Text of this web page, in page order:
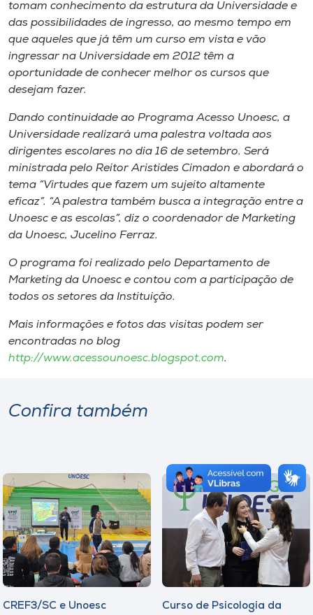
tomam conhecimento da estrutura da Universidade e
das possibilidades de ingresso, ao mesmo tempo em
que aqueles que já têm um curso em vista e vão
ingressar na Universidade em 2012 têm a
oportunidade de conhecer melhor os cursos que
desejam fazer.
Dando continuidade ao Programa Acesso Unoesc, a
Universidade realizará uma palestra voltada aos
dirigentes escolares no dia 16 de setembro. Será
ministrada pelo Reitor Aristides Cimadon e abordará o
tema “Virtudes que fazem um sujeito altamente
eficaz”. “A palestra também busca a integração entre a
Unoesc e as escolas”, diz o coordenador de Marketing
da Unoesc, Jucelino Ferraz.
O programa foi realizado pelo Departamento de
Marketing da Unoesc e contou com a participação de
todos os setores da Instituição.
Mais informações e fotos das visitas podem ser
encontradas no blog
http://www.acessounoesc.blogspot.com.
Confira também
CREF3/SC e Unoesc Curso de Psicologia da